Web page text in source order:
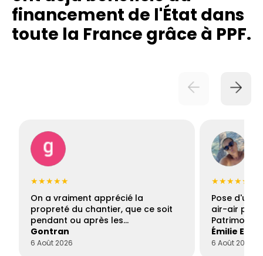
financement de l'État dans
toute la France grâce à PPF.
★★★★★
On a vraiment apprécié la
propreté du chantier, que ce soit
pendant ou après les…
Gontran
6 Août 2026
★★★★★
Pose d'une
air-air par
Patrimoine
Émilie
6 Août 2026